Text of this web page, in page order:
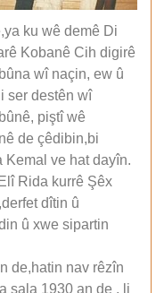
ku wê demê Di
Kobanê Cih digirê
wî naçin, ew û
ser destên wî
piştî wê
de çêdibin,bi
Kemal ve hat dayîn.
Rida kurrê Şêx
dîtin û
û xwe sipartin
de,hatin nav rêzîn
sala 1930 an de , li